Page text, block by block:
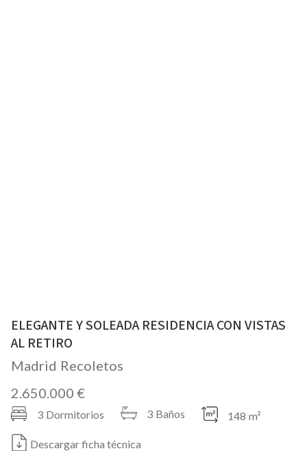
ELEGANTE Y SOLEADA RESIDENCIA CON VISTAS
AL RETIRO
Madrid Recoletos
2.650.000 €
3 Dormitorios 3 Baños 148 m²
Descargar ficha técnica